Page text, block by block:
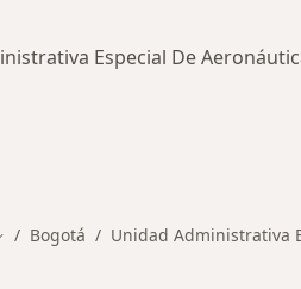
Especial De
de ciudad
Bogotá Unidad Administrativa